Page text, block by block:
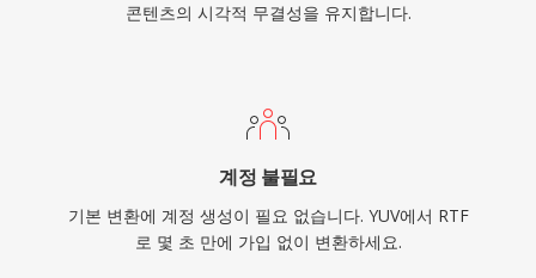
콘텐츠의 시각적 무결성을 유지합니다.
계정 불필요
기본 변환에 계정 생성이 필요 없습니다. YUV에서 RTF
로 몇 초 만에 가입 없이 변환하세요.